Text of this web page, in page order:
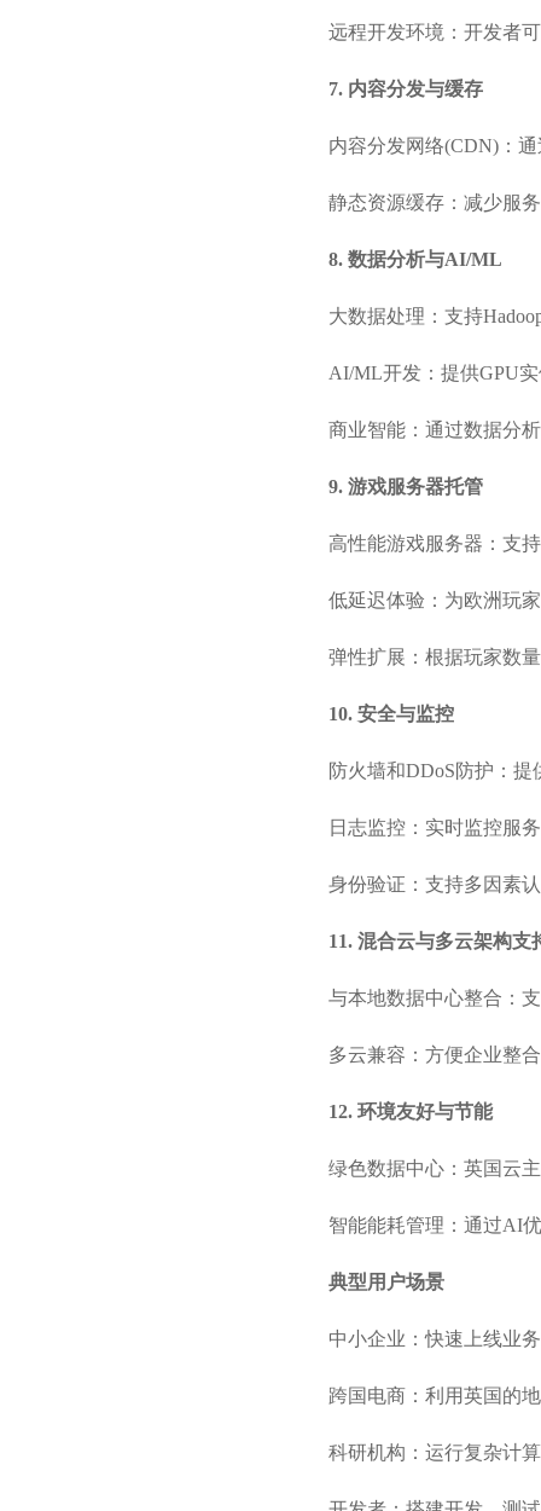
远程开发环境：开发者
7. 内容分发与缓存
内容分发网络(CDN)：
静态资源缓存：减少服
8. 数据分析与AI/ML
大数据处理：支持
AI/ML开发：提供GPU
商业智能：通过数据分
9. 游戏服务器托管
高性能游戏服务器：支
低延迟体验：为欧洲玩
弹性扩展：根据玩家数
10. 安全与监控
防火墙和DDoS防护：
日志监控：实时监控服
身份验证：支持多因素
11. 混合云与多云架构支
与本地数据中心整合：
多云兼容：方便企业整
12. 环境友好与节能
绿色数据中心：英国云
智能能耗管理：通过AI
典型用户场景
中小企业：快速上线业
跨国电商：利用英国的
科研机构：运行复杂计